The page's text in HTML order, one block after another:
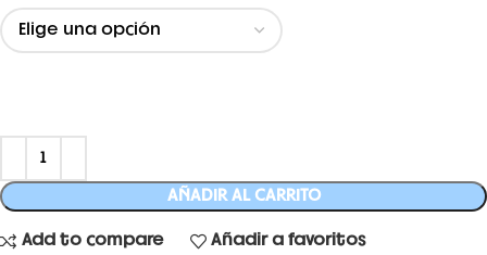
AÑADIR AL CARRITO
Add to compare Añadir a favoritos